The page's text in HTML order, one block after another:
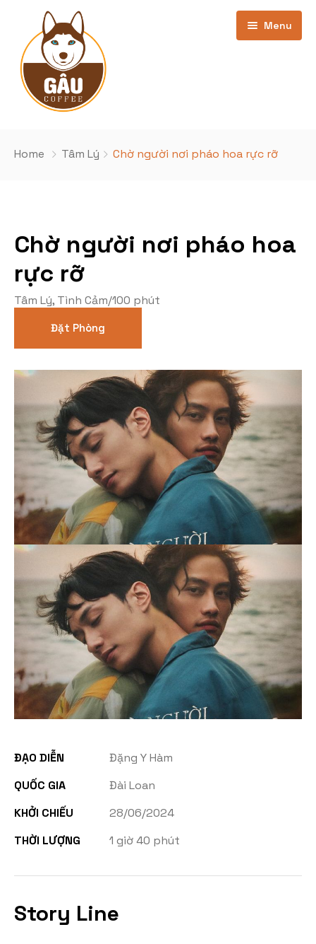
Menu
cơ sở Phan Văn Trường
Cơ sở Nghĩa Đô
Kho phim
Phim Đang Hot
Phim sắp chiếu
Phim kinh dị
Hài hước
Hoạt hình
Hành động
Tình cảm
Khuyến Mãi
Tin Tức
Home Tâm Lý Chờ người nơi pháo hoa rực rỡ
Chờ người nơi pháo hoa
rực rỡ
Tâm Lý, Tình Cảm/100 phút
Đặt Phòng
ĐẠO DIỄN
Đặng Y Hàm
QUỐC GIA
Đài Loan
KHỞI CHIẾU
28/06/2024
THỜI LƯỢNG
1 giờ 40 phút
Story Line